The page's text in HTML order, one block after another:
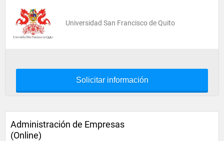
Universidad San Francisco de Quito
Solicitar información
Administración de Empresas
(Online)